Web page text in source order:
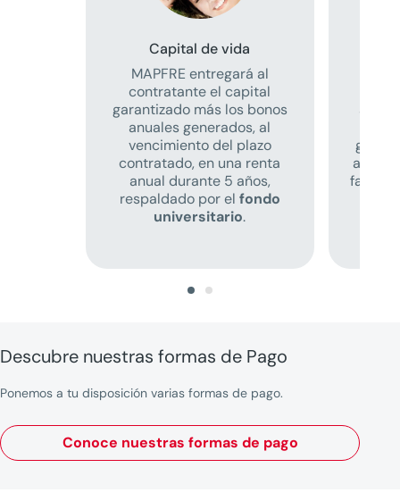
Capital de vida
MAPFRE entregará al
contratante el capital
garantizado más los bonos
anuales generados, al
vencimiento del plazo
contratado, en una renta
anual durante 5 años,
respaldado por el fondo
universitario.
Descubre nuestras formas de Pago
Ponemos a tu disposición varias formas de pago.
Conoce nuestras formas de pago